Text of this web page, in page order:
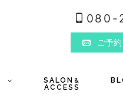
080-
ご予約
SALON &
ACCESS